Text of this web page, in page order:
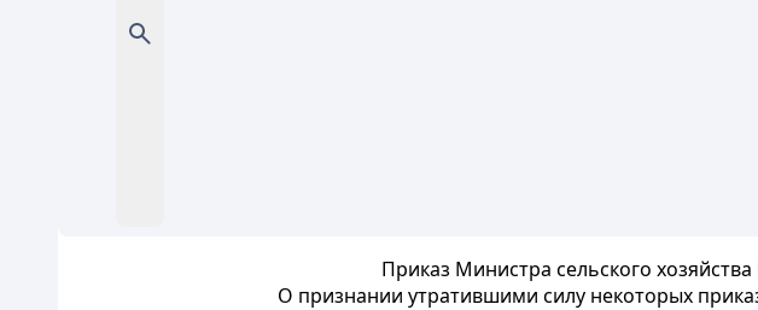
Приказ Министра сельского
О признании утратившими силу некоторых